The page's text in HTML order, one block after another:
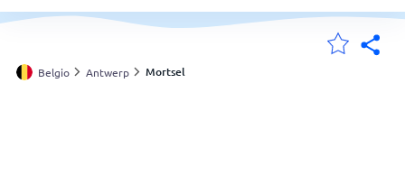
Italia
Svizzera
Belgio Antwerp Mortsel